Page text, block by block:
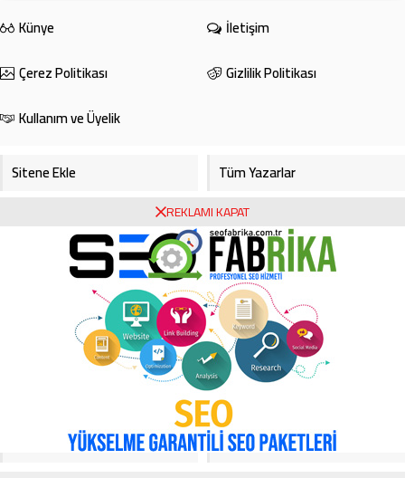
Künye
İletişim
Çerez Politikası
Gizlilik Politikası
Kullanım ve Üyelik
Sitene Ekle
Tüm Yazarlar
Foto Galeri
Video Galeri
Bursa Haberleri
Bursa Hava Durumu
Bursaspor
Ekonomi
Köşe Yazarları
Video Galeri
REKLAMI KAPAT